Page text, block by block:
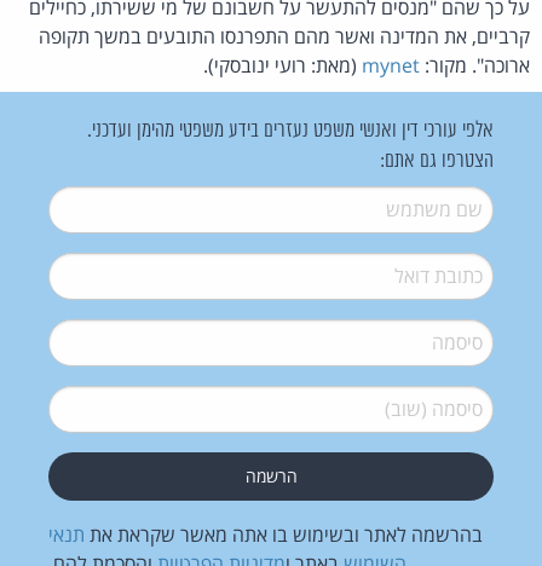
על כך שהם "מנסים להתעשר על חשבונם של מי ששירתו, כחיילים
קרביים, את המדינה ואשר מהם התפרנסו התובעים במשך תקופה
ארוכה". מקור: mynet (מאת: רועי ינובסקי).
אלפי עורכי דין ואנשי משפט נעזרים בידע משפטי מהימן ועדכני.
הצטרפו גם אתם:
שם משתמש*
דואל*
סיסמה*
סיסמה (שוב)*
בהרשמה לאתר ובשימוש בו אתה מאשר שקראת את תנאי